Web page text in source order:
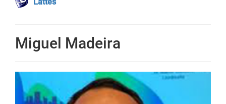
Miguel Madeira